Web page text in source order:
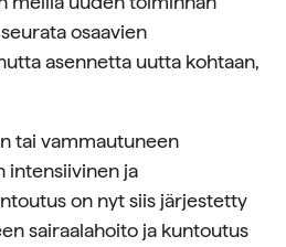
osaavien
asennetta uutta kohtaan,
tai vammautuneen
intensiivinen ja
on nyt siis järjestetty
sairaalahoito ja kuntoutus